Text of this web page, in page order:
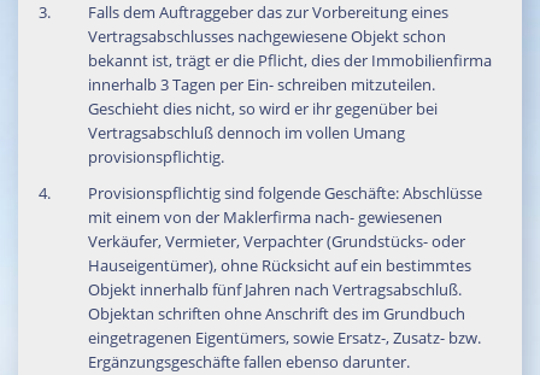
Objektsuche / Angebot
Falls dem Auftraggeber das zur Vorbereitung eines
Vertragsabschlusses nachgewiesene Objekt schon
bekannt ist, trägt er die Pflicht, dies der Immobilienfirma
innerhalb 3 Tagen per Ein- schreiben mitzuteilen.
Geschieht dies nicht, so wird er ihr gegenüber bei
Vertragsabschluß dennoch im vollen Umang
provisionspflichtig.
Provisionspflichtig sind folgende Geschäfte: Abschlüsse
mit einem von der Maklerfirma nach- gewiesenen
Verkäufer, Vermieter, Verpachter (Grundstücks- oder
Hauseigentümer), ohne Rücksicht auf ein bestimmtes
Objekt innerhalb fünf Jahren nach Vertragsabschluß.
Objektan schriften ohne Anschrift des im Grundbuch
eingetragenen Eigentümers, sowie Ersatz-, Zusatz- bzw.
Ergänzungsgeschäfte fallen ebenso darunter.